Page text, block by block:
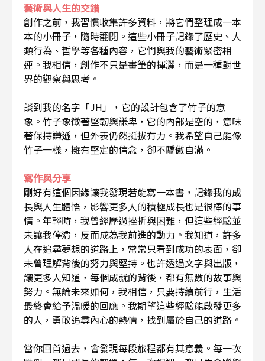
藝術與人生的交錯
創作之前，我習慣收集許多資料，將它們整理成一本
本的小冊子，隨時翻閱。這些小冊子記錄了歷史、人
類行為、哲學等各種內容，它們與我的藝術緊密相
連。我相信，創作不只是畫筆的揮灑，而是一種對世
界的觀察與思考。
談到我的名字「JH」，它的設計包含了竹子的意
象。竹子象徵著堅韌與謙卑，它的內部是空的，意味
著保持謙遜，但外表仍然挺拔有力。我希望自己能像
竹子一樣，擁有堅定的信念，卻不驕傲自滿。
寫作與分享
剛好有這個因緣讓我發現若能寫一本書，記錄我的成
長與人生體悟，影響更多人的積極成長也是很棒的事
情。年輕時，我曾經歷過挫折與困難，但這些經驗並
未讓我停滯，反而成為我前進的動力。我知道，許多
人在追尋夢想的道路上，常常只看到成功的表面，卻
未曾理解背後的努力與堅持。也許透過文字與出版，
讓更多人知道，每個成就的背後，都有無數的故事與
努力。無論未來如何，我相信，只要持續前行，生活
最終會給予溫暖的回應。我期望這些經驗能啟發更多
的人，勇敢追尋內心的熱情，找到屬於自己的道路。
當你回首過去，會發現每段旅程都有其意義。每一次